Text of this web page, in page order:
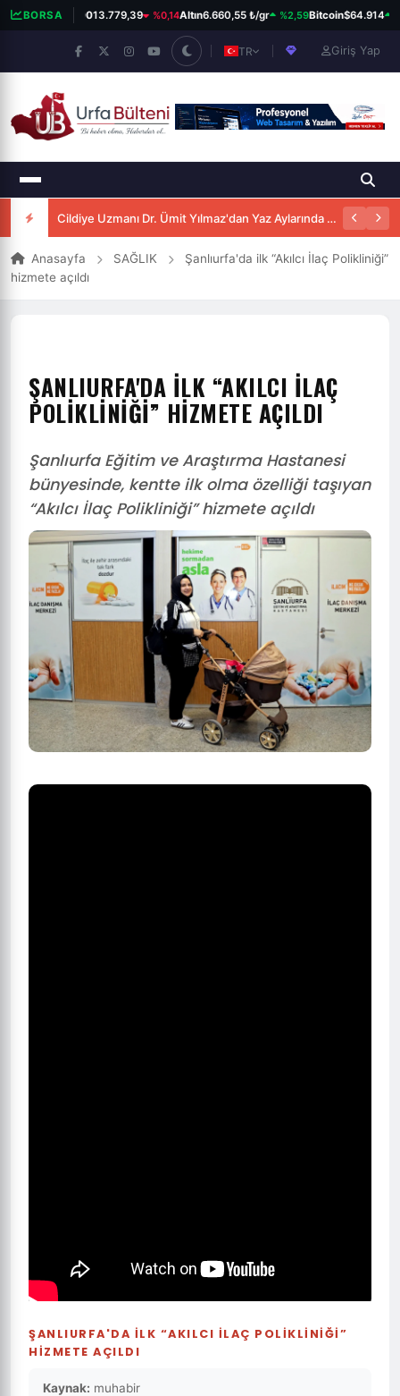
BORSA
BIST 10013.779,39 %0,14Altın6.660,55 ₺/gr %2,59Bitcoin$64.914
TR Giriş Yap
Cildiye Uzmanı Dr. Ümit Yılmaz'dan Yaz Aylarında Güneşten Korunma Uyarısı
Anasayfa SAĞLIK
Şanlıurfa'da ilk “Akılcı İlaç Polikliniği”
hizmete açıldı
ŞANLIURFA'DA ILK “AKILCI İLAÇ POLIKLINIĞI”
HIZMETE AÇILDI
ŞANLIURFA'DA ILK “AKILCI İLAÇ
POLIKLINIĞI” HIZMETE AÇILDI
Şanlıurfa Eğitim ve Araştırma Hastanesi
bünyesinde, kentte ilk olma özelliği taşıyan
“Akılcı İlaç Polikliniği” hizmete açıldı
Kaynak: muhabir